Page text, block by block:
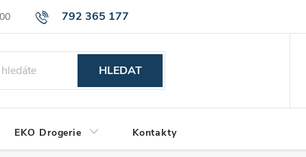
792 365 177
Reklamační řád Hodnocení obchodu
HLEDAT
EKO Drogerie Kontakty